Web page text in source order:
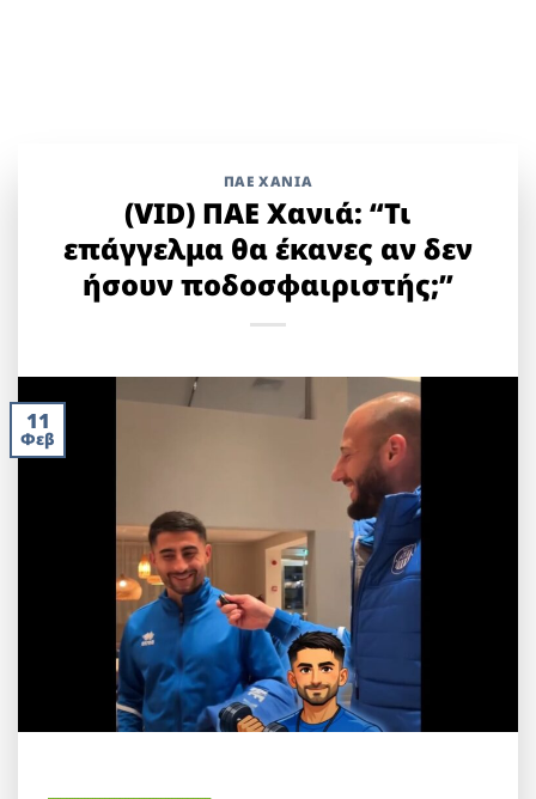
ΠΑΕ ΧΑΝΙΑ
(VID) ΠΑΕ Χανιά: “Τι
επάγγελμα θα έκανες αν δεν
ήσουν ποδοσφαιριστής;”
11
Φεβ